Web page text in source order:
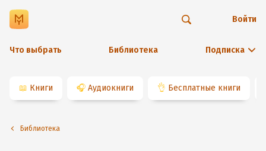
Что выбрать Библиотека Подписка
Войти
📖 Книги 🎧 Аудиокниги 👌 Бесплатные книги
Библиотека